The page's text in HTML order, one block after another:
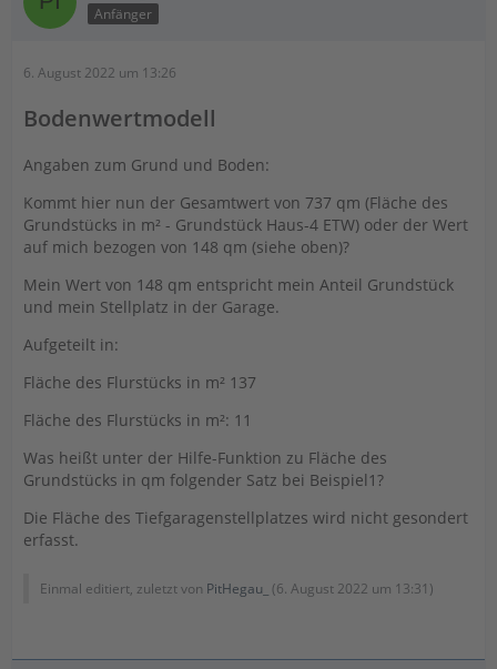
Anfänger
6. August 2022 um 13:26
Bodenwertmodell
Angaben zum Grund und Boden:
Kommt hier nun der Gesamtwert von 737 qm (Fläche des
Grundstücks in m² - Grundstück Haus-4 ETW) oder der Wert
auf mich bezogen von 148 qm (siehe oben)?
Mein Wert von 148 qm entspricht mein Anteil Grundstück
und mein Stellplatz in der Garage.
Aufgeteilt in:
Fläche des Flurstücks in m² 137
Fläche des Flurstücks in m²: 11
Was heißt unter der Hilfe-Funktion zu Fläche des
Grundstücks in qm folgender Satz bei Beispiel1?
Die Fläche des Tiefgaragenstellplatzes wird nicht gesondert
erfasst.
Einmal editiert, zuletzt von PitHegau_ (6. August 2022 um 13:31 )